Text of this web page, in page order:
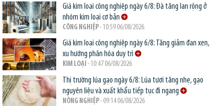
Giá kim loại công nghiệp ngày 6/8: Đà tăng lan rộng ở
nhóm kim loại cơ bản
CÔNG NGHIỆP- 10:59 06/08/2026
Giá kim loại công nghiệp ngày 6/8: Tăng giảm đan xen,
xu hướng phân hóa duy trì
KIM LOẠI - 10:47 06/08/2026
Thị trường lúa gạo ngày 6/8: Lúa tươi tăng nhẹ, gạo
nguyên liệu và xuất khẩu tiếp tục đi ngang
NÔNG NGHIỆP- 09:14 06/08/2026